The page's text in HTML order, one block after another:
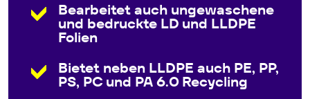
Bearbeitet auch ungewaschene
und bedruckte LD und LLDPE
Folien
Bietet neben LLDPE auch PE, PP,
PS, PC und PA 6.0 Recycling